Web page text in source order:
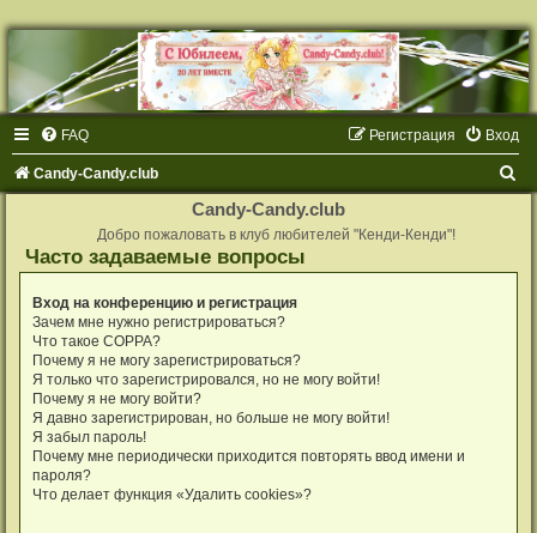
FAQ Вход
Регистрация
Candy-Candy.club
Candy-Candy.club
Добро пожаловать в клуб любителей "Кенди-Кенди"!
Часто задаваемые вопросы
Вход на конференцию и регистрация
Зачем мне нужно регистрироваться?
Что такое COPPA?
Почему я не могу зарегистрироваться?
Я только что зарегистрировался, но не могу войти!
Почему я не могу войти?
Я давно зарегистрирован, но больше не могу войти!
Я забыл пароль!
Почему мне периодически приходится повторять ввод имени и
пароля?
Что делает функция «Удалить cookies»?